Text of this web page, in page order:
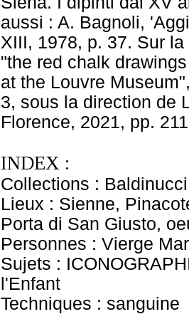
aussi : A. Bagnoli,
XIII, 1978, p. 37. Sur
"the red chalk
at the Louvre
3, sous la direction de
Florence, 2021, pp.
INDEX :
Collections :
Lieux : Sienne,
Porta di San Giusto,
Personnes : Vierge
Sujets :
l'Enfant
Techniques : sanguine